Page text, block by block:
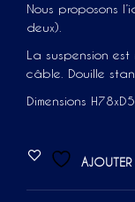
Nous proposons
deux).
La suspension
câble. Douille
Dimensions